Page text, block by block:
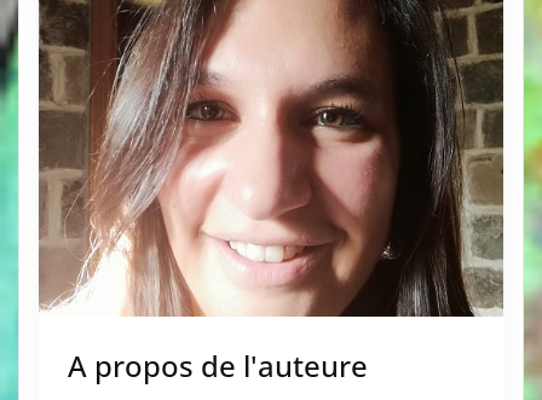
combinaison de pensées, qualités et […]
A propos de l'auteure